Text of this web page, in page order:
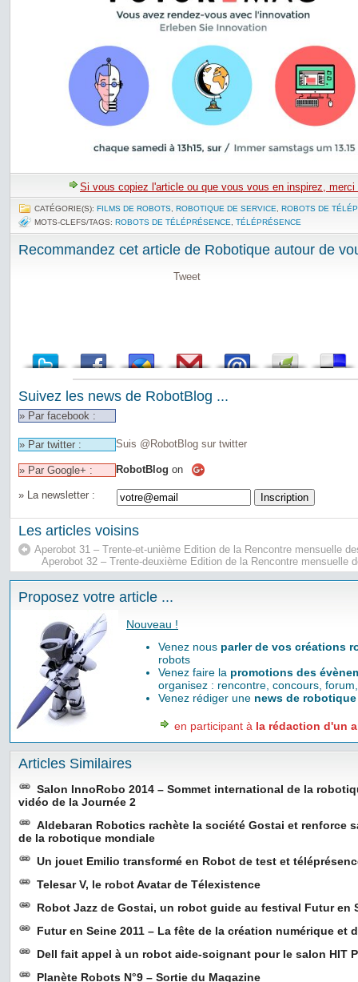
Si vous copiez l'article ou que vous vous en inspirez,
CATÉGORIE(S): FILMS DE ROBOTS ROBOTIQUE DE SERVICE
ROBOTS DE
MOTS-CLEFS/TAGS: ROBOTS DE TÉLÉPRÉSENCE TÉLÉPRÉSENCE
Recommandez cet article de Robotique autour de
Tweet
Suivez les news de RobotBlog ...
» Par facebook :
» Par twitter : Suis @RobotBlog sur twitter
» Par Google+ : RobotBlog on
» La newsletter :
Les articles voisins
Aperobot 31 – Trente-et-unième Edition de la Rencontre mensuelle
Aperobot 32 – Trente-deuxième Edition de la Rencontre mensuelle
Proposez votre article ...
Nouveau !
Venez nous parler de vos créations
robots
Venez faire la promotions des
organisez : rencontre, concours,
Venez rédiger une news de robotique
en participant à la rédaction d'un
Articles Similaires
Salon InnoRobo 2014 – Sommet international de la
vidéo de la Journée 2
Aldebaran Robotics rachète la société Gostai et renforce
de la robotique mondiale
Un jouet Emilio transformé en Robot de test et
Telesar V, le robot Avatar de Télexistence
Robot Jazz de Gostai, un robot guide au festival Futur en
Futur en Seine 2011 – La fête de la création numérique et
Dell fait appel à un robot aide-soignant pour le salon HIT
Planète Robots N°9 – Sortie du Magazine